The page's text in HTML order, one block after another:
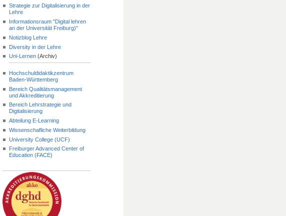
Strategie zur Digitalisierung in der
Lehre
Informationsraum "Digital lehren
an der Universität Freiburg)"
Notizblog Lehre
Diversity in der Lehre
Uni-Lernen(Archiv)
Hochschuldidaktikzentrum
Baden-Württemberg
Bereich Qualitätsmanagement
und Akkreditierung
Bereich Lehrstrategie und
Digitalisierung
Abteilung E-Learning
Wissenschafliche Weiterbildung
University College (UCF)
Freiburger Advanced Center of
Education (FACE)